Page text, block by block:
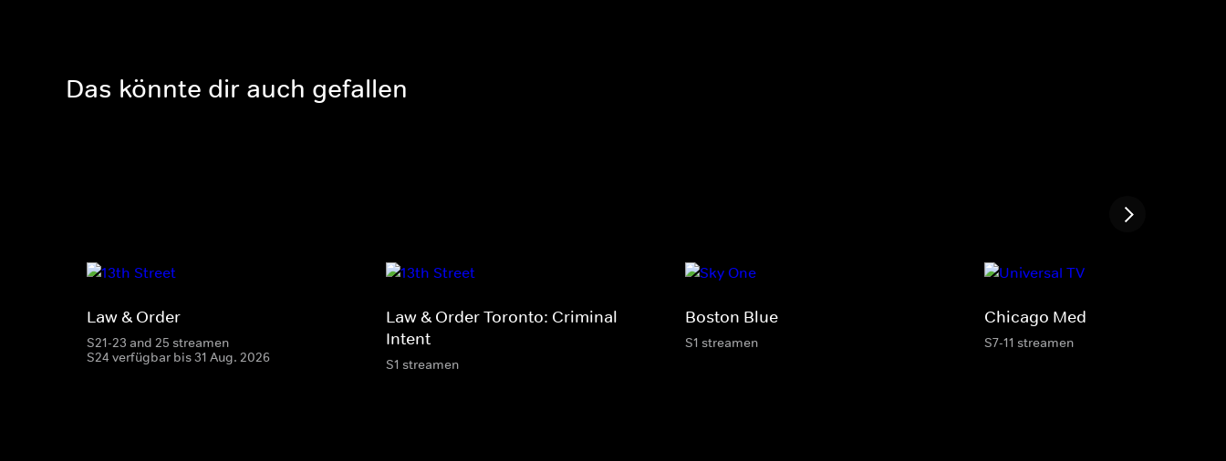
Das könnte dir auch gefallen
Law & Order
S21-23 and 25 streamen
S24 verfügbar bis 31 Aug. 2026
Law & Order Toronto: Criminal
Intent
S1 streamen
Boston Blue
S1 streamen
Chicago Med
S7-11 streamen